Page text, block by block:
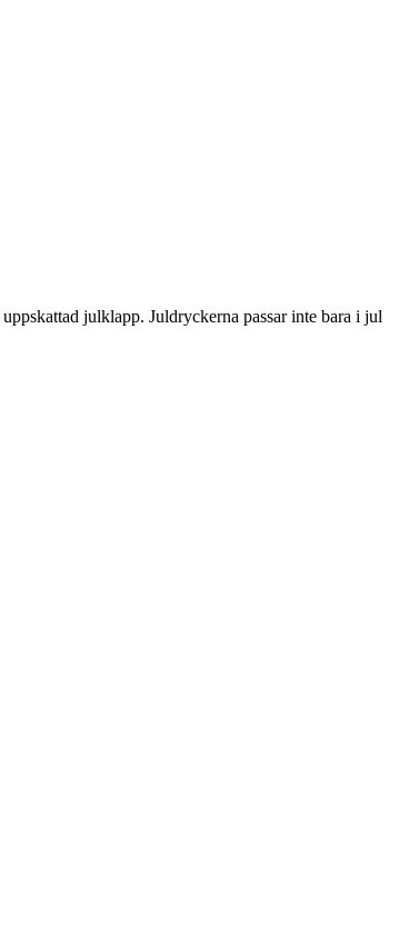
julklapp. Juldryckerna passar inte bara i jul